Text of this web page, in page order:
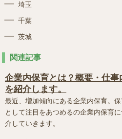
埼玉
千葉
茨城
関連記事
企業内保育とは？概要・仕事
を紹介します。
最近、増加傾向にある企業内保育。
として注目をあつめるの企業内保育
介していきます。